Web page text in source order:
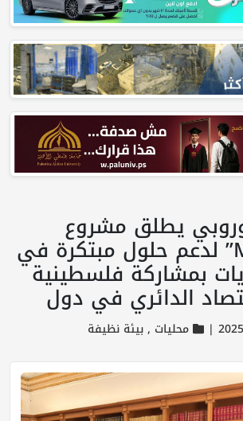
يطلق مشروع
“MEDWISE” لدعم حلول مبتكرة في
بمشاركة فلسطينية
الدائري في دول
محليات ,بيئة نظيفة